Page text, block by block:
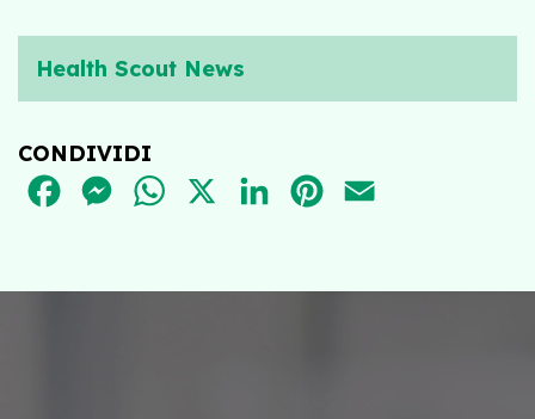
Health Scout News
CONDIVIDI
FACEBOOKMESSENGER
WHATSAPPLINKEDINPINTEREST